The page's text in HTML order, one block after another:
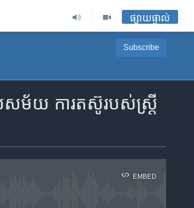
ផ្សាយផ្ទាល់
Subscribe
ស​សម័យ ការ​តស៊ូ​របស់​ស្រ្តី​
EMBED